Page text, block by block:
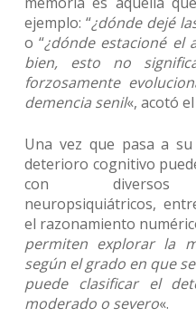
ejemplo: “¿dónde dejé
o “¿dónde estacioné el
bien, esto no
forzosamente
demencia senil«, acotó
Una vez que pasa a
deterioro cognitivo
con diversos
neuropsiquiátricos,
el razonamiento
permiten explorar la
según el grado en que
puede clasificar el
moderado o severo«.